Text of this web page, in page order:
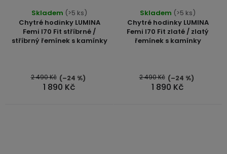
Chytré hodinky LUMINA
Femi I70 Fit stříbrné /
stříbrný řemínek s kamínky
Skladem (>5 ks)
1 890 Kč
2 490 Kč (–24 %)
Chytré hodinky LUMINA
Femi I70 Fit zlaté / zlatý
řemínek s kamínky
Skladem (>5 ks)
1 890 Kč
2 490 Kč (–24 %)